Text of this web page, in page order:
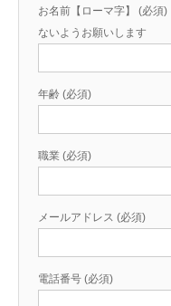
お名前【ローマ字】 (必
ないようお願いします
年齢 (必須)
職業 (必須)
メールアドレス (必須)
電話番号 (必須)